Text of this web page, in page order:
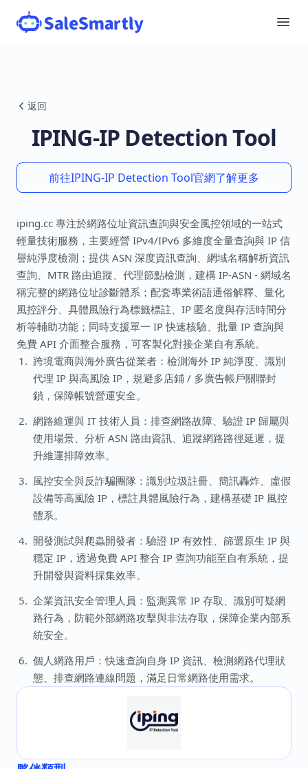
返回
IPING-IP Detection Tool
前往IPING-IP Detection Tool官網了解更多
iping.cc 專注於網路位址資訊查詢與安全風控領域的一站式
輕量技術服務，主要經營 IPv4/IPv6 多維度全量查詢與 IP 信
譽純淨度檢測；提供 ASN 深度資訊查詢、網域名稱解析資訊
查詢、MTR 路由追蹤、代理節點檢測，建構 IP-ASN - 網域名
稱完整的網路位址診斷體系；配套專業術語通俗解釋、量化
風控評分、具體風險行為標籤標註、IP 匿名度與存活時間分
析等輔助功能；同時支援單一 IP 快速核驗、批量 IP 查詢與
免費 API 介面整合服務，可客製化對接企業自有系統。
跨境電商與海外廣告從業者：檢測海外 IP 純淨度、識別
代理 IP 與高風險 IP，規避多店鋪 / 多廣告帳戶關聯封
鎖，保障帳號營運安全。
網路維運與 IT 技術人員：排查網路故障、驗證 IP 歸屬與
使用場景、分析 ASN 路由資訊、追蹤網路路徑延遲，提
升維運排障效率。
風控安全與反詐騙團隊：識別垃圾註冊、簡訊轟炸、虛假
設備等高風險 IP，標註具體風險行為，建構基礎 IP 風控
體系。
開發測試與爬蟲開發者：驗證 IP 有效性、篩選原生 IP 與
穩定 IP，透過免費 API 整合 IP 查詢功能至自有系統，提
升開發與資料採集效率。
企業資訊安全管理人員：監測異常 IP 存取、識別可疑網
路行為，防範外部網路攻擊與非法存取，保障企業內部系
統安全。
個人網路用戶：快速查詢自身 IP 資訊、檢測網路代理狀
態、排查網路連線問題，滿足日常網路使用需求。